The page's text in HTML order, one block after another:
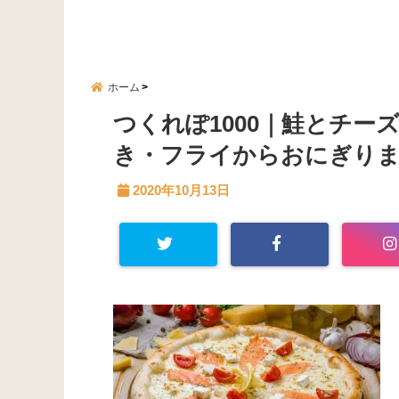
ホーム
つくれぽ1000｜鮭とチー
き・フライからおにぎり
2020年10月13日